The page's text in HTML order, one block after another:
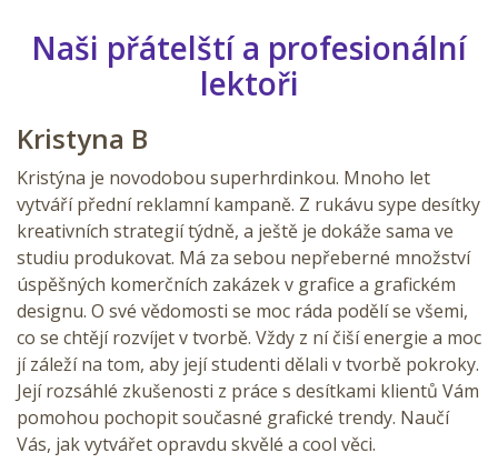
Naši přátelští a profesionální
lektoři
Kristyna B
Kristýna je novodobou superhrdinkou. Mnoho let
vytváří přední reklamní kampaně. Z rukávu sype desítky
kreativních strategií týdně, a ještě je dokáže sama ve
studiu produkovat. Má za sebou nepřeberné množství
úspěšných komerčních zakázek v grafice a grafickém
designu. O své vědomosti se moc ráda podělí se všemi,
co se chtějí rozvíjet v tvorbě. Vždy z ní čiší energie a moc
jí záleží na tom, aby její studenti dělali v tvorbě pokroky.
Její rozsáhlé zkušenosti z práce s desítkami klientů Vám
pomohou pochopit současné grafické trendy. Naučí
Vás, jak vytvářet opravdu skvělé a cool věci.